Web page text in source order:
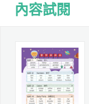
內容試閱